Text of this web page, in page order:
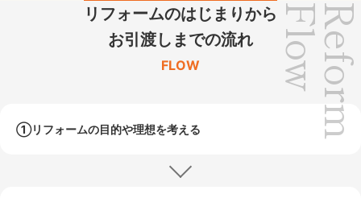
リフォームのはじまりから
お引渡しまでの流れ
FLOW
①リフォームの目的や理想を考える
Flow